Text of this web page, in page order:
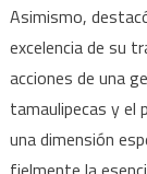
Asimismo,
excelencia de su
acciones de una
tamaulipecas y el
una dimensión